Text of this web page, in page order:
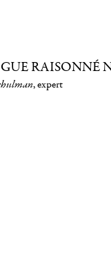
RAISONNÉ
, expert